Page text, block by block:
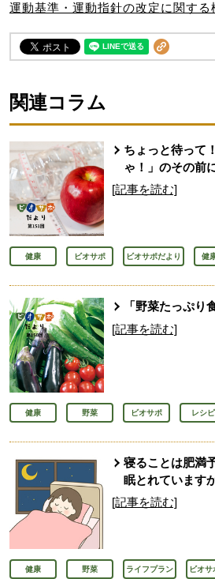
運動基準・運動指針の改定に関す
関連コラム
ちょっと待って
ゃ！」のその前
[記事を読む]
健康 ビオサポ ビオサポだより 健
「野菜たっぷり
[記事を読む]
健康 野菜 ビオサポ レシピ
寝ることは肥満
眠とれています
[記事を読む]
健康 野菜 ライフプラン ビオサ